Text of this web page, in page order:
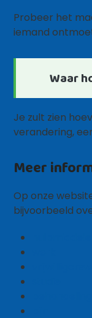
Probeer het
iemand
Waar
Je zult zien
verandering,
Meer
Op onze
bijvoorbeeld